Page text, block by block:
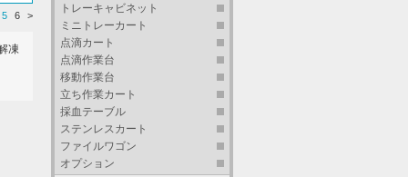
5
6 >
凍
トレーキャビネット
ミニトレーカート
点滴カート
点滴作業台
移動作業台
立ち作業カート
採血テーブル
ステンレスカート
ファイルワゴン
オプション